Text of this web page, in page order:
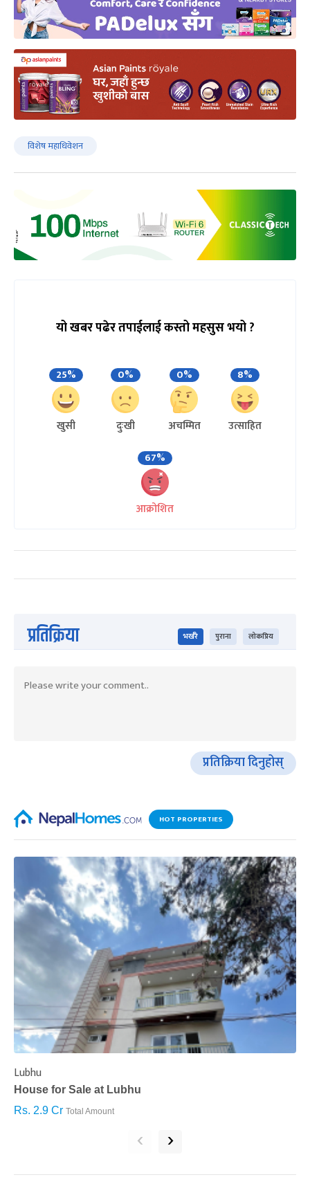
विशेष महाधिवेशन
यो खबर पढेर तपाईलाई कस्तो महसुस भयो ?
25%
खुसी
0%
दुःखी
0%
अचम्मित
8%
उत्साहित
67%
आक्रोशित
प्रतिक्रिया भर्खरै पुराना लोकप्रिय
प्रतिक्रिया दिनुहोस्
HOT PROPERTIES
Lubhu
House for Sale at Lubhu
Rs. 2.9 Cr Total Amount
‹ ›